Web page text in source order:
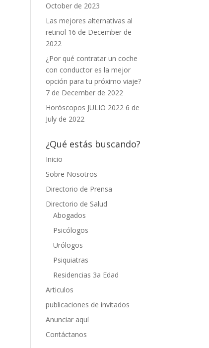
October de 2023
Las mejores alternativas al
retinol 16 de December de
2022
¿Por qué contratar un coche
con conductor es la mejor
opción para tu próximo viaje?
7 de December de 2022
Horóscopos JULIO 2022 6 de
July de 2022
¿Qué estás buscando?
Inicio
Sobre Nosotros
Directorio de Prensa
Directorio de Salud
Abogados
Psicólogos
Urólogos
Psiquiatras
Residencias 3a Edad
Articulos
publicaciones de invitados
Anunciar aquí
Contáctanos